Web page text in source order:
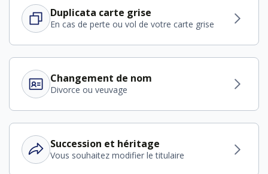
Duplicata carte grise
En cas de perte ou vol de votre carte grise
Changement de nom
Divorce ou veuvage
Succession et héritage
Vous souhaitez modifier le titulaire